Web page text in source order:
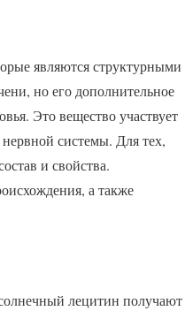
являются структурными
но его дополнительное
Это вещество участвует
системы. Для тех,
и свойства.
а также
лецитин получают